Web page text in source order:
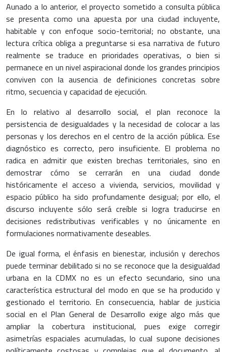
Aunado a lo anterior, el proyecto sometido a consulta pública
se presenta como una apuesta por una ciudad incluyente,
habitable y con enfoque socio-territorial; no obstante, una
lectura crítica obliga a preguntarse si esa narrativa de futuro
realmente se traduce en prioridades operativas, o bien si
permanece en un nivel aspiracional donde los grandes principios
conviven con la ausencia de definiciones concretas sobre
ritmo, secuencia y capacidad de ejecución.
En lo relativo al desarrollo social, el plan reconoce la
persistencia de desigualdades y la necesidad de colocar a las
personas y los derechos en el centro de la acción pública. Ese
diagnóstico es correcto, pero insuficiente. El problema no
radica en admitir que existen brechas territoriales, sino en
demostrar cómo se cerrarán en una ciudad donde
históricamente el acceso a vivienda, servicios, movilidad y
espacio público ha sido profundamente desigual; por ello, el
discurso incluyente sólo será creíble si logra traducirse en
decisiones redistributivas verificables y no únicamente en
formulaciones normativamente deseables.
De igual forma, el énfasis en bienestar, inclusión y derechos
puede terminar debilitado si no se reconoce que la desigualdad
urbana en la CDMX no es un efecto secundario, sino una
característica estructural del modo en que se ha producido y
gestionado el territorio. En consecuencia, hablar de justicia
social en el Plan General de Desarrollo exige algo más que
ampliar la cobertura institucional, pues exige corregir
asimetrías espaciales acumuladas, lo cual supone decisiones